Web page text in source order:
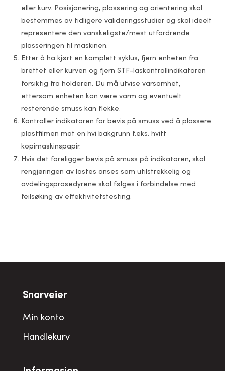
eller kurv. Posisjonering, plassering og orientering skal
bestemmes av tidligere valideringsstudier og skal ideelt
representere den vanskeligste/mest utfordrende
plasseringen til maskinen.
Etter å ha kjørt en komplett syklus, fjern enheten fra
brettet eller kurven og fjern STF-laskontrollindikatoren
forsiktig fra holderen. Du må utvise varsomhet,
ettersom enheten kan være varm og eventuelt
resterende smuss kan flekke.
Kontroller indikatoren for bevis på smuss ved å plassere
plastfilmen mot en hvi bakgrunn f.eks. hvitt
kopimaskinspapir.
Hvis det foreligger bevis på smuss på indikatoren, skal
rengjøringen av lastes anses som utilstrekkelig og
avdelingsprosedyrene skal følges i forbindelse med
feilsøking av effektivitetstesting.
Snarveier
Min konto
Handlekurv